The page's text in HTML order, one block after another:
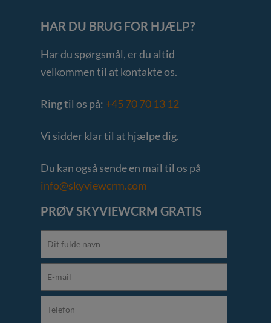
HAR DU BRUG FOR HJÆLP?
Har du spørgsmål, er du altid
velkommen til at kontakte os.
Ring til os på: +45 70 70 13 12
Vi sidder klar til at hjælpe dig.
Du kan også sende en mail til os på
info@skyviewcrm.com
PRØV SKYVIEWCRM GRATIS